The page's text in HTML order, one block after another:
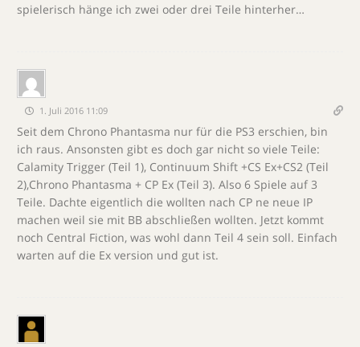
spielerisch hänge ich zwei oder drei Teile hinterher…
1. Juli 2016 11:09
Seit dem Chrono Phantasma nur für die PS3 erschien, bin
ich raus. Ansonsten gibt es doch gar nicht so viele Teile:
Calamity Trigger (Teil 1), Continuum Shift +CS Ex+CS2 (Teil
2),Chrono Phantasma + CP Ex (Teil 3). Also 6 Spiele auf 3
Teile. Dachte eigentlich die wollten nach CP ne neue IP
machen weil sie mit BB abschließen wollten. Jetzt kommt
noch Central Fiction, was wohl dann Teil 4 sein soll. Einfach
warten auf die Ex version und gut ist.